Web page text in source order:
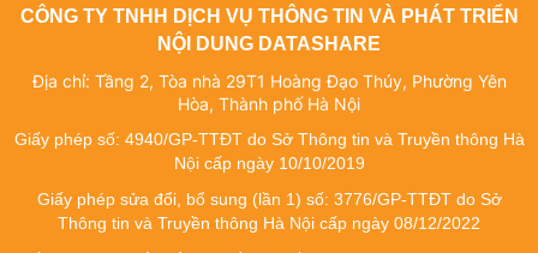
Spider
congthuong.vn
congthuong.vn
congthuong.vn
CÔNG TY TNHH DỊCH VỤ THÔNG TIN VÀ PHÁT TRIỂN
NỘI DUNG DATASHARE
Địa chỉ: Tầng 2, Tòa nhà 29T1 Hoàng Đạo Thúy, Phường Yên
Hòa, Thành phố Hà Nội
Giấy phép số: 4940/GP-TTĐT do Sở Thông tin và Truyền thông Hà
Nội cấp ngày 10/10/2019
Giấy phép sửa đổi, bổ sung (lần 1) số: 3776/GP-TTĐT do Sở
Thông tin và Truyền thông Hà Nội cấp ngày 08/12/2022